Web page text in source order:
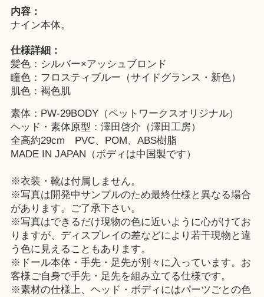
内容：
ナイン本体。
仕様詳細：
髪色：シルバー×アッシュブロンド
瞳色：フロスティブルー（サイドグランス・新色）
肌色：褐色肌
素体：PW-29BODY（ペットワークスオリジナル）
ヘッド・素体原型：澤田啓介（澤田工房）
全高約29cm PVC、POM、ABS樹脂
MADE IN JAPAN（ボディは中国製です）
※衣装・靴は付属しません。
※写真は開発中サンプルのため最終仕様と異なる場合
があります。ご了承下さい。
※写真はできるだけ現物の色に近いように心がけてお
りますが、ディスプレイの差などにより若干現物と違
う色に見えることもあります。
※ドール本体・手先・足先が別々に入っています。お
客様ご自身で手先・足先を組み立てる仕様です。
※素材の仕様上、ヘッド・ボディにはパーツごとの色